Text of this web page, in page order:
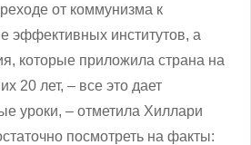
от коммунизма к
эффективных институтов, а
которые приложила страна на
20 лет, – все это дает
уроки, – отметила Хиллари
посмотреть на факты: